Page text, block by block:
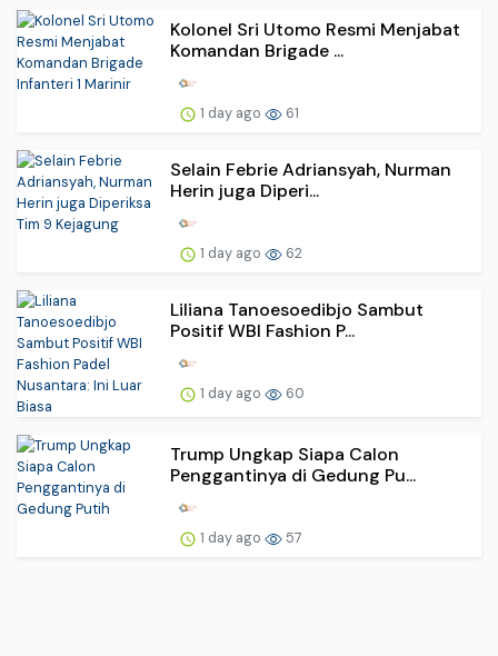
Kolonel Sri Utomo Resmi Menjabat
Komandan Brigade ...
1 day ago 61
Selain Febrie Adriansyah, Nurman
Herin juga Diperi...
1 day ago 62
Liliana Tanoesoedibjo Sambut
Positif WBI Fashion P...
1 day ago 60
Trump Ungkap Siapa Calon
Penggantinya di Gedung Pu...
1 day ago 57